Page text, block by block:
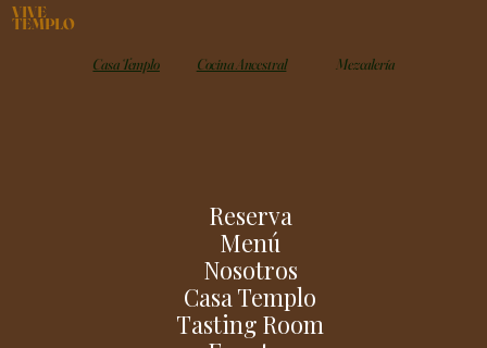
VIVE
TEMPLO
Casa Templo Cocina Ancestral Mezcalería
Reserva
Menú
Nosotros
Casa Templo
Tasting Room